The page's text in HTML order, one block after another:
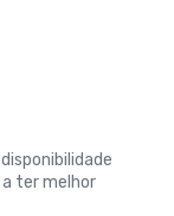
ter melhor